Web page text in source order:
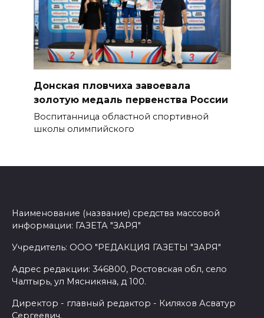
Донская пловчиха завоевала
золотую медаль первенства России
Воспитанница областной спортивной
школы олимпийского
Наименование (название) средства массовой
информации: ГАЗЕТА "ЗАРЯ"
Учредитель: ООО "РЕДАКЦИЯ ГАЗЕТЫ "ЗАРЯ"
Адрес редакции: 346800, Ростовская обл, село
Чалтырь, ул Мясникяна, д 100.
Директор - главный редактор - Киляхов Асватур
Сергеевич.